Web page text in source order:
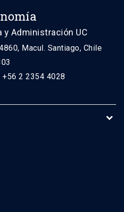
y Administración UC
Macul. Santiago, Chile
2 2354 4028